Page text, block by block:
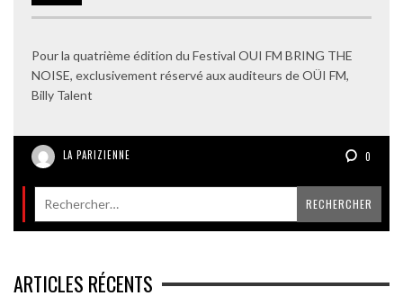
Pour la quatrième édition du Festival OUI FM BRING THE
NOISE, exclusivement réservé aux auditeurs de OÜI FM,
Billy Talent
LA PARIZIENNE 0
ARTICLES RÉCENTS